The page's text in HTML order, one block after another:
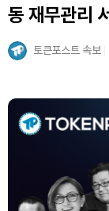
동 재무관리
토큰포스트 속보